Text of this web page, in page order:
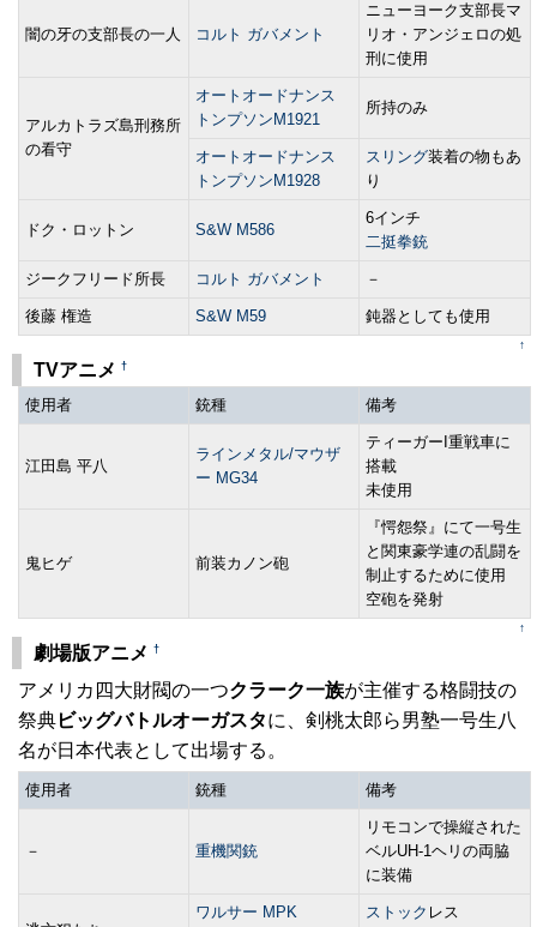
闇の牙の支部長の一人 コルト ガバメント
ニューヨーク支部長マ
リオ・アンジェロの処
刑に使用
アルカトラズ島刑務所
の看守
オートオードナンス
トンプソンM1921
所持のみ
オートオードナンス
トンプソンM1928
スリング装着の物もあ
り
ドク・ロットン S&W M586
6インチ
二挺拳銃
ジークフリード所長 コルト ガバメント －
後藤 権造 S&W M59 鈍器としても使用
↑
TVアニメ †
使用者 銃種 備考
江田島 平八
ラインメタル/マウザ
ー MG34
ティーガーI重戦車に
搭載
未使用
鬼ヒゲ 前装カノン砲
『愕怨祭』にて一号生
と関東豪学連の乱闘を
制止するために使用
空砲を発射
↑
劇場版アニメ †
アメリカ四大財閥の一つクラーク一族が主催する格闘技の
祭典ビッグバトルオーガスタに、剣桃太郎ら男塾一号生八
名が日本代表として出場する。
使用者 銃種 備考
－ 重機関銃
リモコンで操縦された
ベルUH-1ヘリの両脇
に装備
ワルサー MPK ストック レス